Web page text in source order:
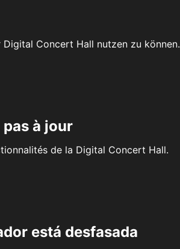
Digital Concert Hall nutzen zu können.
pas à jour
de la Digital Concert Hall.
está desfasada